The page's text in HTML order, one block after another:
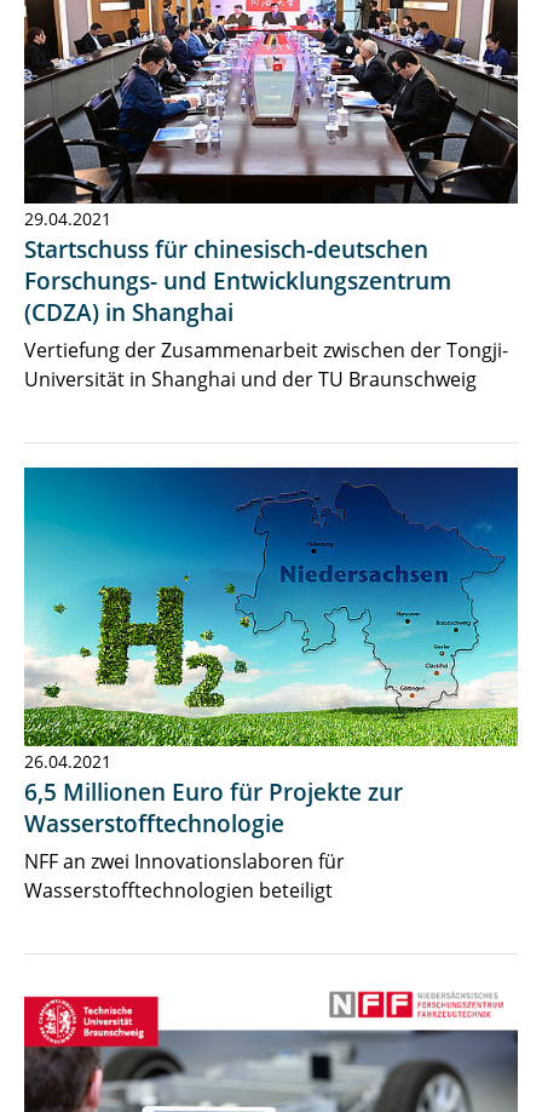
29.04.2021
Startschuss für chinesisch-deutschen
Forschungs- und Entwicklungszentrum
(CDZA) in Shanghai
Vertiefung der Zusammenarbeit zwischen der Tongji-
Universität in Shanghai und der TU Braunschweig
26.04.2021
6,5 Millionen Euro für Projekte zur
Wasserstofftechnologie
NFF an zwei Innovationslaboren für
Wasserstofftechnologien beteiligt